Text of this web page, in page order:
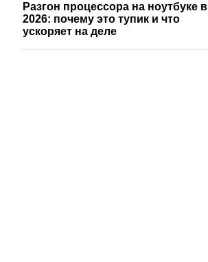
Разгон процессора на ноутбуке в
2026: почему это тупик и что
ускоряет на деле